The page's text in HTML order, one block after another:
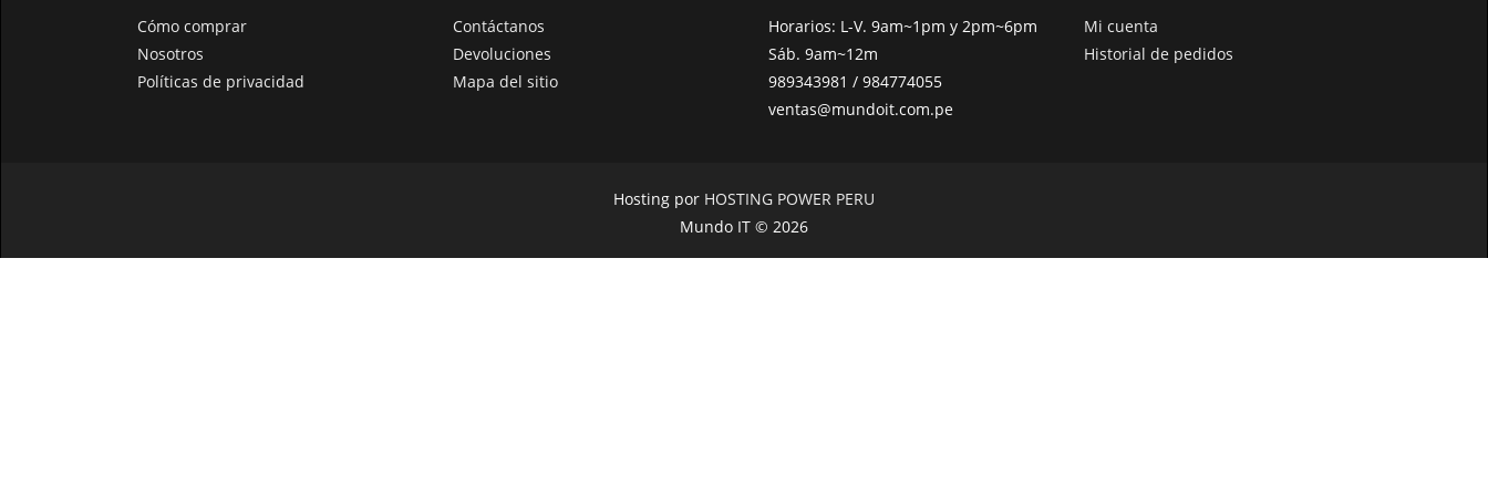
Cómo comprar
Nosotros
Políticas de privacidad
Contáctanos
Devoluciones
Mapa del sitio
Horarios: L-V. 9am~1pm y 2pm~6pm
Sáb. 9am~12m
989343981 / 984774055
ventas@mundoit.com.pe
Mi cuenta
Historial de pedidos
Hosting por HOSTING POWER PERU
Mundo IT © 2026